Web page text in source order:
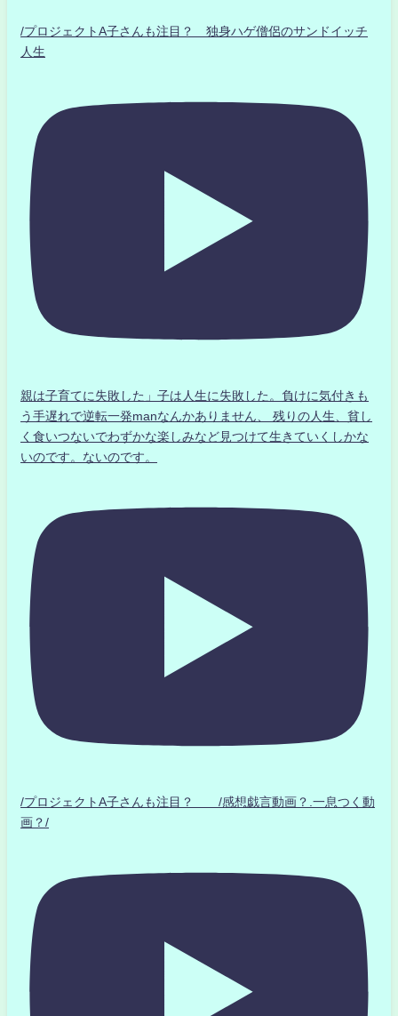
/プロジェクトA子さんも注目？ 独身ハゲ僧侶のサンドイッチ
人生
親は子育てに失敗した」子は人生に失敗した。負けに気付きも
う手遅れで逆転一発manなんかありません、 残りの人生、貧し
く食いつないでわずかな楽しみなど見つけて生きていくしかな
いのです。ないのです。
/プロジェクトA子さんも注目？ /感想戯言動画？.一息つく動
画？/